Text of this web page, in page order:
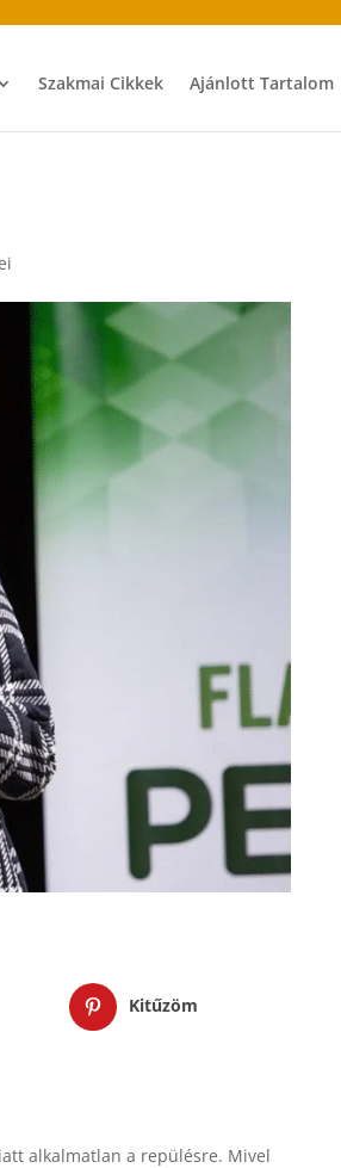
Szakmai Cikkek Ajánlott Tartalom
Kitűzöm
alkalmatlan a repülésre. Mivel